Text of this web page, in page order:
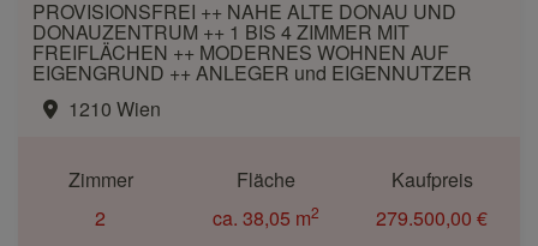
PROVISIONSFREI ++ NAHE ALTE DONAU UND
DONAUZENTRUM ++ 1 BIS 4 ZIMMER MIT
FREIFLÄCHEN ++ MODERNES WOHNEN AUF
EIGENGRUND ++ ANLEGER und EIGENNUTZER
1210 Wien
Zimmer
2
Fläche
ca. 38,05 m2
Kaufpreis
279.500,00 €